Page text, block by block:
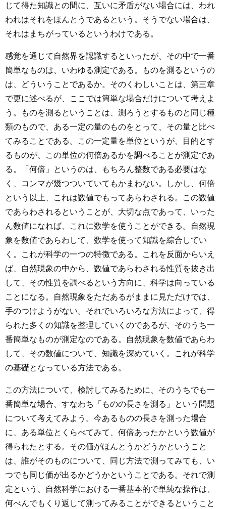
じて得た知識との間に、互いに矛盾がない場合には、われ
われはそれをほんとうであるという。そうでない場合は、
それはまちがっているというわけである。
感覚を通じて自然界を認識するといったが、その中で一番
簡単なものは、いわゆる測定である。ものを測るというの
は、どういうことであるか。そのくわしいことは、第三章
で更に述べるが、ここでは簡単な場合だけについて考えよ
う。ものを測るということは、測ろうとするものと同じ種
類のもので、ある一定の量のものをとって、その量と比べ
てみることである。この一定量を単位というが、目的とす
るものが、この単位の何倍あるかを調べることが測定であ
る。「何倍」というのは、もちろん整数である必要はな
く、コンマが幾つついていてもかまわない。しかし、何倍
という以上、これは数値でもってあらわされる。この数値
であらわされるということが、大切な点であって、いった
ん数値になれば、これに数学を使うことができる。自然現
象を数値であらわして、数学を使って知識を綜合してい
く。これが科学の一つの特徴である。これを反面からいえ
ば、自然現象の中から、数値であらわされる性質を抜き出
して、その性質を調べるという方向に、科学は向っている
ことになる。自然現象をただあるがままに見ただけでは、
手のつけようがない。それでいろいろな方法によって、得
られた多くの知識を整理していくのであるが、そのうち一
番簡単なものが測定なのである。自然現象を数値であらわ
して、その数値について、知識を深めていく。これが科学
の基礎となっている方法である。
この方法について、検討してみるために、そのうちでも一
番簡単な場合、すなわち「ものの長さを測る」という問題
について考えてみよう。今あるものの長さを測った場合
に、ある単位とくらべてみて、何倍あったかという数値が
得られたとする。その価がほんとうかどうかということ
は、誰がそのものについて、同じ方法で測ってみても、い
つでも同じ価が出るかどうかということである。それで測
定という、自然科学における一番基本的で単純な操作は、
何べんでもくり返して測ってみることができるということ